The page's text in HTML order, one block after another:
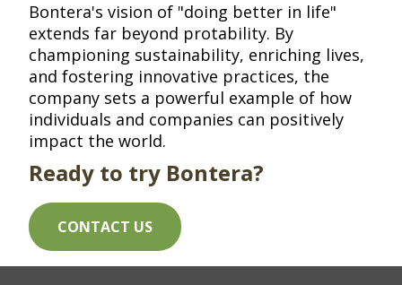
Bontera's vision of "doing better in life"
extends far beyond profitability. By
championing sustainability, enriching lives,
and fostering innovative practices, the
company sets a powerful example of how
individuals and companies can positively
impact the world.​​​​‌ ‍ ​‍​‍‌‍ ‌ ​‍‌‍‍‌‌‍‌ ‌‍‍‌‌‍ ‍​‍​‍​ ‍‍​‍​‍‌ ​ ‌‍​‌‌‍ ‍‌‍‍‌‌ ‌​‌ ‍‌​‍ ‍‌‍‍‌‌‍ ​‍​‍​‍ ​​‍​‍‌‍‍​‌ ​‍‌‍‌‌‌‍‌‍​‍​‍​ ‍‍​‍​‍​‍ ‌ ​ ‌ ‌​‌ ‌‌‌‍‌​‌‍‍‌‌‍ ​‍ ‌‍‍‌‌‍ ‍‌ ‌​‌‍‌‌‌‍ ‍‌ ‌​​‍ ‌‍‌‌‌‍‌​‌‍‍‌‌ ‌​​‍ ‌‍ ‌‌‍ ‌‍‌​‌‍‌‌​ ‌‌ ​​‌ ​‍‌‍‌‌‌ ​ ‌‍‌‌‌‍ ‍‌ ‌​‌‍​‌‌ ‌​‌‍‍‌‌‍ ‌‍ ‍​ ‍ ‌‍‍‌‌‍‌​​ ‌‌ ​​‌‍ ‌ ​ ‌ ‌​​‍ ‍‌ ​ ‌‍​‌​‍ ‍‌‍‌​‌‍ ‌‍‍‌‌‍ ‍‌‍‌ ​‍ ‌‌‍​‍‌‍‌‌‌ ‌​‌ ‌​‌‍‌‌‌ ​‍​‍ ‌‌ ​‍‌‍‌‌​‍ ‌‌‍‌​‌‍‌‌‌‍‌‍‌‍‍‌‌‍ ‍‌‍‍‌‌‍ ‍‌‍‌ ​‍ ‌‌ ​ ‌ ‌‌‌‍​ ‌‍​ ‌‍‌‌‌ ​ ‌ ​ ​‍ ‌‌‍‍‌‌‍ ‍​‍ ‌‌‍​‌‌‍‌ ‌ ​‍‌‍‍‌‌‍​ ‌ ‌‌‌‍ ​‌ ‌​‌ ‌‌‌ ​‍‌‍‌‌​‍ ‌‌‍‌‌‌‍ ‌‌ ​​‌‍ ‌ ‌ ‌‍‌‌‌ ​‍‌‍‍‌‌‍ ‍‌‍‌ ​‍ ‌‌‍‌‍‌‍​‌‌ ​‍‌‍ ‌‌‍‌‌‌ ​‍‌ ​ ​‍ ‌‌‍ ‍‌ ‌‌‌ ​‍‌ ‌​‌ ‌‌‌ ​‍‌‍‍‌‌‍ ‍‌‍‌ ​‍ ‌‌ ‌​‌‍‍​‌‍‌‌​‍ ‌‌‍‌‌‌‍ ‍‌ ‌‍‌‍‍‌‌ ​‍‌‍ ‌‍ ‍‌‍ ‌‌‍‌‌‌‍ ‍‌ ‌​​ ‍ ‌ ‌​‌ ‍‌‌ ​​‌‍‌‌​ ‌‌ ​​‌‍ ‌ ​ ‌ ‌​​ ‍ ‌ ​​‌‍​‌‌ ‌​‌‍‍​​ ‌‌‍​‍‌‍ ‌‍‌​‌ ‍‌​‍‌‌​ ‌‌‌​​‍‌‌ ‌‍‍ ‌‍‌‌‌ ‍‌​‍‌‌​ ​ ‌​‌​​‍‌‌​ ​ ‌​‌​​‍‌‌​ ​‍​ ​‍​ ‌‌​ ‌ ‌‍‌‌​ ‌‍​ ‍​​ ‌​​ ‌‌​ ​‌​ ‌‌​ ‍​​ ‍‌​ ‌‌​‍‌‌​ ​‍​ ​‍​‍‌‌​ ‌‌‌​‌​​‍ ‍‌‍​ ‌‍‍​‌‍‍‌‌‍ ​‌‍‌​‌ ​‍‌‍‌‌‌‍ ‍​‍‌‌​ ‌‌‌​​‍‌‌ ‌‍‍ ‌‍‌‌‌ ‍‌​‍‌‌​ ​ ‌​‌​​‍‌‌​ ​ ‌​‌​​‍‌‌​ ​‍​ ​‍​ ‍‌​ ‍​‌‍‌‍‌‍​ ‌‍​‍​ ‌‌‌‍‌​​ ‌‌‌‍‌‌​ ​‍​ ‍​​ ​‍​ ​​​‍‌‌​ ​‍​ ​‍​‍‌‌​ ‌‌‌​‌​​‍ ‍‌ ‌​‌‍‌‌‌ ‍​‌ ‌​​ ‌‍​‍‌‍​‌‌ ​ ‌‍‌‌‌‌‌‌‌ ​‍‌‍ ​​ ‌​‍‌‌​ ​‍‌​‌‍‌ ​ ‌ ‌​‌ ‌‌‌‍‌​‌‍‍‌‌‍ ​‍‌‍‌‍‍‌‌‍‌​​ ‌‌ ​​‌‍ ‌ ​ ‌ ‌​​‍ ‍‌ ​ ‌‍​‌​‍ ‍‌‍‌​‌‍ ‌‍‍‌‌‍ ‍‌‍‌ ​‍ ‌‌‍​‍‌‍‌‌‌ ‌​‌ ‌​‌‍‌‌‌ ​‍​‍ ‌‌ ​‍‌‍‌‌​‍ ‌‌‍‌​‌‍‌‌‌‍‌‍‌‍‍‌‌‍ ‍‌‍‍‌‌‍ ‍‌‍‌ ​‍ ‌‌ ​ ‌ ‌‌‌‍​ ‌‍​ ‌‍‌‌‌ ​ ‌ ​ ​‍ ‌‌‍‍‌‌‍ ‍​‍ ‌‌‍​‌‌‍‌ ‌ ​‍‌‍‍‌‌‍​ ‌ ‌‌‌‍ ​‌ ‌​‌ ‌‌‌ ​‍‌‍‌‌​‍ ‌‌‍‌‌‌‍ ‌‌ ​​‌‍ ‌ ‌ ‌‍‌‌‌ ​‍‌‍‍‌‌‍ ‍‌‍‌ ​‍ ‌‌‍‌‍‌‍​‌‌ ​‍‌‍ ‌‌‍‌‌‌ ​‍‌ ​ ​‍ ‌‌‍ ‍‌ ‌‌‌ ​‍‌ ‌​‌ ‌‌‌ ​‍‌‍‍‌‌‍ ‍‌‍‌ ​‍ ‌‌ ‌​‌‍‍​‌‍‌‌​‍ ‌‌‍‌‌‌‍ ‍‌ ‌‍‌‍‍‌‌ ​‍‌‍ ‌‍ ‍‌‍ ‌‌‍‌‌‌‍ ‍‌ ‌​​‍‌‍‌ ‌​‌ ‍‌‌ ​​‌‍‌‌​ ‌‌ ​​‌‍ ‌ ​ ‌ ‌​​‍‌‍‌ ​​‌‍​‌‌ ‌​‌‍‍​​ ‌‌‍​‍‌‍ ‌‍‌​‌ ‍‌​‍‌‌​ ‌‌‌​​‍‌‌ ‌‍‍ ‌‍‌‌‌ ‍‌​‍‌‌​ ​ ‌​‌​​‍‌‌​ ​ ‌​‌​​‍‌‌​ ​‍​ ​‍​ ‌‌​ ‌ ‌‍‌‌​ ‌‍​ ‍​​ ‌​​ ‌‌​ ​‌​ ‌‌​ ‍​​ ‍‌​ ‌‌​‍‌‌​ ​‍​ ​‍​‍‌‌​ ‌‌‌​‌​​‍ ‍‌‍​ ‌‍‍​‌‍‍‌‌‍ ​‌‍‌​‌ ​‍‌‍‌‌‌‍ ‍​‍‌‌​ ‌‌‌​​‍‌‌ ‌‍‍ ‌‍‌‌‌ ‍‌​‍‌‌​ ​ ‌​‌​​‍‌‌​ ​ ‌​‌​​‍‌‌​ ​‍​ ​‍​ ‍‌​ ‍​‌‍‌‍‌‍​ ‌‍​‍​ ‌‌‌‍‌​​ ‌‌‌‍‌‌​ ​‍​ ‍​​ ​‍​ ​​​‍‌‌​ ​‍​ ​‍​‍‌‌​ ‌‌‌​‌​​‍ ‍‌ ‌​‌‍‌‌‌ ‍​‌ ‌​​‍‌‍‌ ​​‌‍‌‌‌ ​‍‌ ​ ‌ ​​‌‍‌‌‌‍​ ‌ ‌​‌‍‍‌‌ ‌‍‌‍‌‌​ ‌‌ ​​‌ ‌‌‌‍​‍‌‍ ​‌‍‍‌‌ ​ ‌‍‍​‌‍‌‌‌‍‌​​‍​‍‌ ‌
Ready to try Bontera?
CONTACT US